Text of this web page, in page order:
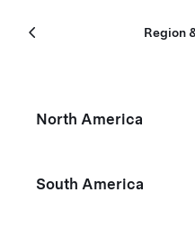
Tesla Region
North America
South America
篩選